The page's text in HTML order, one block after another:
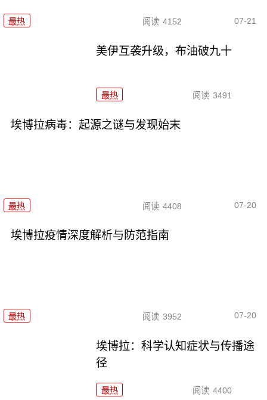
最热 阅读 4152 07-21
美伊互袭升级，布油破九十
最热 阅读 3491
埃博拉病毒：起源之谜与发现始末
最热 阅读 4408 07-20
埃博拉疫情深度解析与防范指南
最热 阅读 3952 07-20
埃博拉：科学认知症状与传播途
径
最热 阅读 4400